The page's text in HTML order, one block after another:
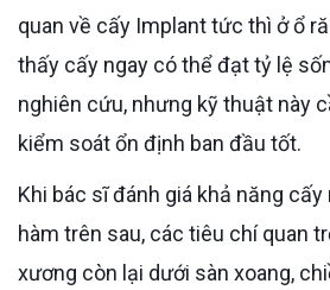
quan về cấy Implant tức thì ở ổ
thấy cấy ngay có thể đạt tỷ lệ
nghiên cứu, nhưng kỹ thuật này
kiểm soát ổn định ban đầu tốt.
Khi bác sĩ đánh giá khả năng cấy ngay sau nhổ ở
hàm trên sau, các tiêu chí quan
xương còn lại dưới sàn xoang,